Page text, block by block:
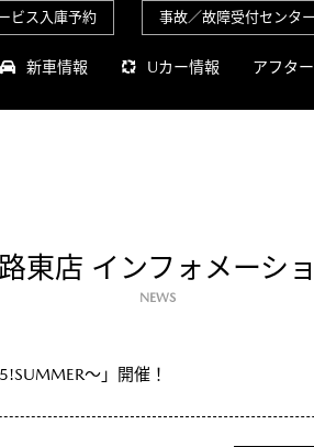
ビス入庫予約 事故／故障受付センター
新車情報 Uカー情報 アフタ
東店 インフォメーシ
NEWS
～」開催！